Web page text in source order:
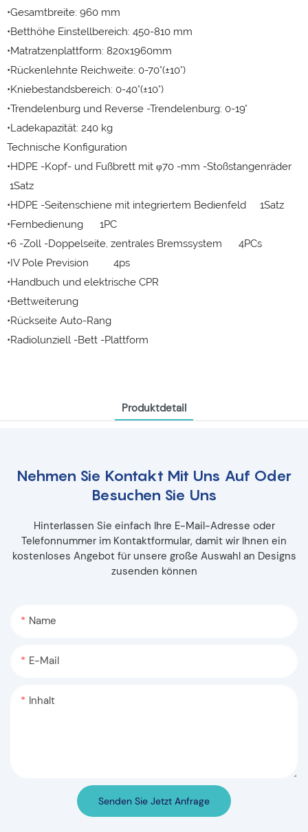
•Gesamtbreite: 960 mm
•Betthöhe Einstellbereich: 450-810 mm
•Matratzenplattform: 820x1960mm
•Rückenlehnte Reichweite: 0-70°(±10°)
•Kniebestandsbereich: 0-40°(±10°)
•Trendelenburg und Reverse -Trendelenburg: 0-19°
•Ladekapazität: 240 kg
Technische Konfiguration
•HDPE -Kopf- und Fußbrett mit φ70 -mm -Stoßstangenräder
1Satz
•HDPE -Seitenschiene mit integriertem Bedienfeld 1Satz
•Fernbedienung 1PC
•6 -Zoll -Doppelseite, zentrales Bremssystem 4PCs
•IV Pole Prevision 4ps
•Handbuch und elektrische CPR
•Bettweiterung
•Rückseite Auto-Rang
•Radiolunziell -Bett -Plattform
Produktdetail
Nehmen Sie Kontakt Mit Uns Auf Oder
Besuchen Sie Uns
Hinterlassen Sie einfach Ihre E-Mail-Adresse oder
Telefonnummer im Kontaktformular, damit wir Ihnen ein
kostenloses Angebot für unsere große Auswahl an Designs
zusenden können
Name
E-Mail
Inhalt
Senden Sie Jetzt Anfrage